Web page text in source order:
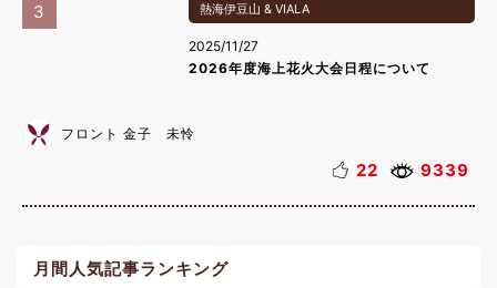
3 熱海伊豆山 & VIALA
2025/11/27
2026年度海上花火大会日程について
フロント 金子 未怜
22 9339
月間人気記事ランキング